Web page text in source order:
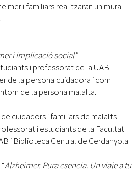
i familiars realitzaran un mural
i implicació social”
i professorat de la UAB.
de la persona cuidadora i com
de la persona malalta.
cuidadors i familiars de malalts
i estudiants de la Facultat
i Biblioteca Central de Cerdanyola
Alzheimer. Pura esencia. Un viaje a tu